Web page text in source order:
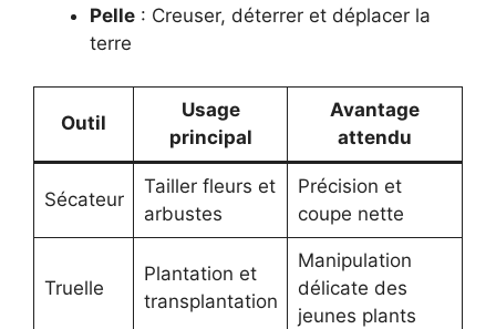
Pelle : Creuser, déterrer et déplacer la
terre
Outil
Usage
principal
Avantage
attendu
Sécateur
Tailler fleurs et
arbustes
Précision et
coupe nette
Truelle
Plantation et
transplantation
Manipulation
délicate des
jeunes plants